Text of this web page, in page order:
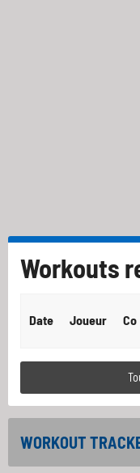
Workouts
Date Joueur Co
WORKOUT